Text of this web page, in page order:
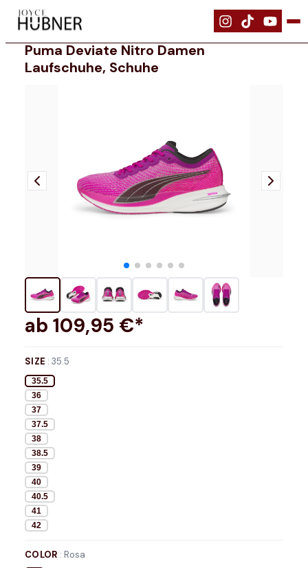
| Schuhe | PUMA Deviate Nitro Damen Laufschuhe, Schuhe
Puma Deviate Nitro Damen
Laufschuhe, Schuhe
ab 109,95 €*
SIZE :35.5
35.5
36
37
37.5
38
38.5
39
40
40.5
41
42
COLOR : Rosa